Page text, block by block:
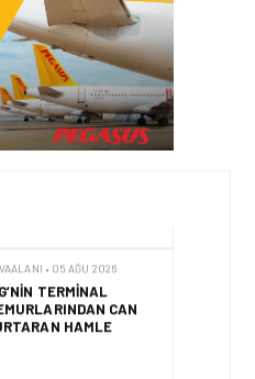
• 05 AĞU 2026
GERÇEĞE:
HAVALIMANI
KONUKEVI
CAN
HAMLE